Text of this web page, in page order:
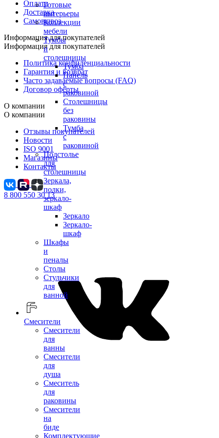
Готовые
интерьеры
Коллекции
мебели
Тумбы
и
столешницы
Тумба
Панель
с
раковиной
Столешницы
без
раковины
Тумба
с
раковиной
Подстолье
для
столешницы
Зеркала,
полки,
зеркало-
шкаф
Зеркало
Зеркало-
шкаф
Шкафы
и
пеналы
Столы
Стульчики
для
ванной
Смесители
Смесители
для
ванны
Смесители
для
душа
Смеситель
для
раковины
Смесители
на
биде
Комплектующие
Оплата
Доставка
Самовывоз
Информация для покупателей
Информация для покупателей
Политика конфиденциальности
Гарантия и возврат
Часто задаваемые вопросы (FAQ)
Договор оферты
О компании
О компании
Отзывы покупателей
Новости
ISO 9001
Магазины
Контакты
8 800 550 30 13